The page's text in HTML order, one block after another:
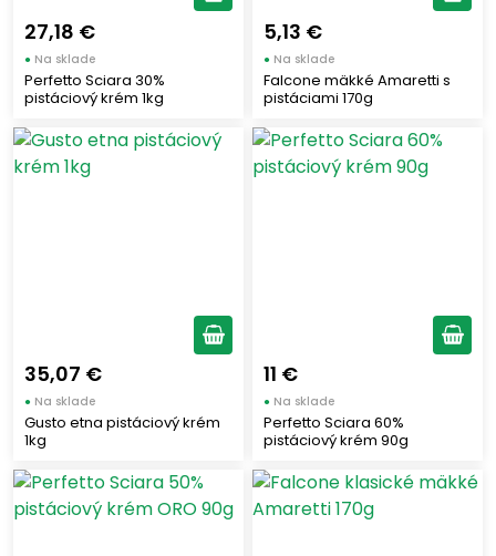
27,18 €
● Na sklade
Perfetto Sciara 30%
pistáciový krém 1kg
5,13 €
● Na sklade
Falcone mäkké Amaretti s
pistáciami 170g
35,07 €
● Na sklade
Gusto etna pistáciový krém
1kg
11 €
● Na sklade
Perfetto Sciara 60%
pistáciový krém 90g